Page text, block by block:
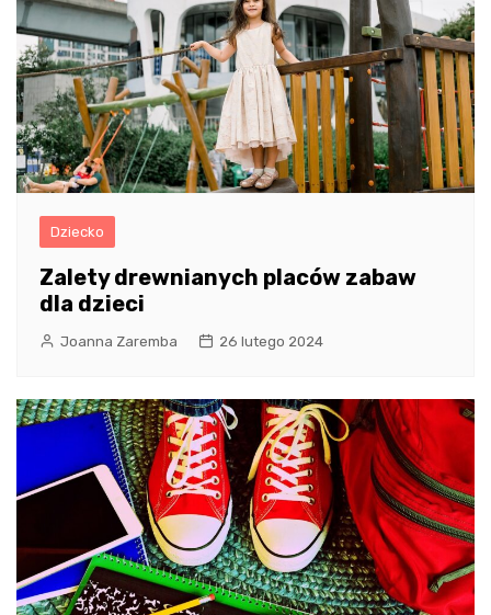
Dziecko
Zalety drewnianych placów zabaw
dla dzieci
Joanna Zaremba 26 lutego 2024